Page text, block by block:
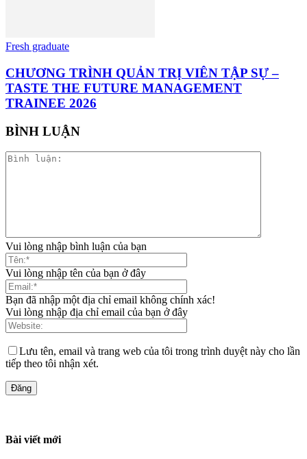
Fresh graduate
CHƯƠNG TRÌNH QUẢN TRỊ VIÊN TẬP SỰ –
TASTE THE FUTURE MANAGEMENT
TRAINEE 2026
BÌNH LUẬN
Vui lòng nhập bình luận của bạn
Vui lòng nhập tên của bạn ở đây
Bạn đã nhập một địa chỉ email không chính xác!
Vui lòng nhập địa chỉ email của bạn ở đây
Lưu tên, email và trang web của tôi trong trình duyệt này cho lần
tiếp theo tôi nhận xét.
Bài viết mới